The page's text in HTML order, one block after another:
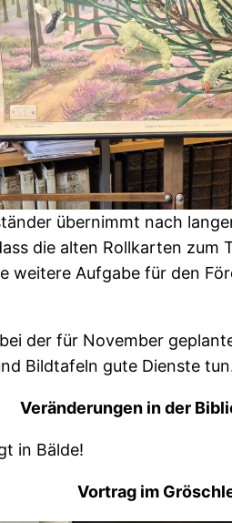
übernimmt nach
die alten Rollkarten zum
weitere Aufgabe für den
der für November
Bildtafeln gute Dienste
Veränderungen in der
in Bälde!
Vortrag im